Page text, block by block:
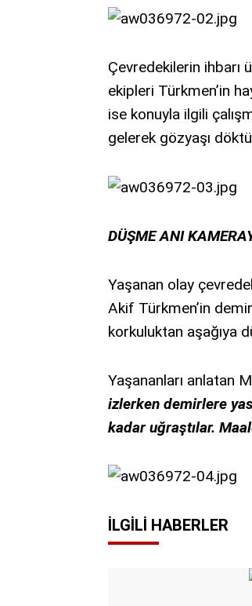
Çevredekilerin ihbarı
ekipleri Türkmen’in
ise konuyla ilgili
gelerek gözyaşı
DÜŞME ANI
Yaşanan olay
Akif Türkmen’in
korkuluktan aşağıya
Yaşananları anlatan
izlerken demirlere
kadar uğraştılar.
İLGILI HABERLER